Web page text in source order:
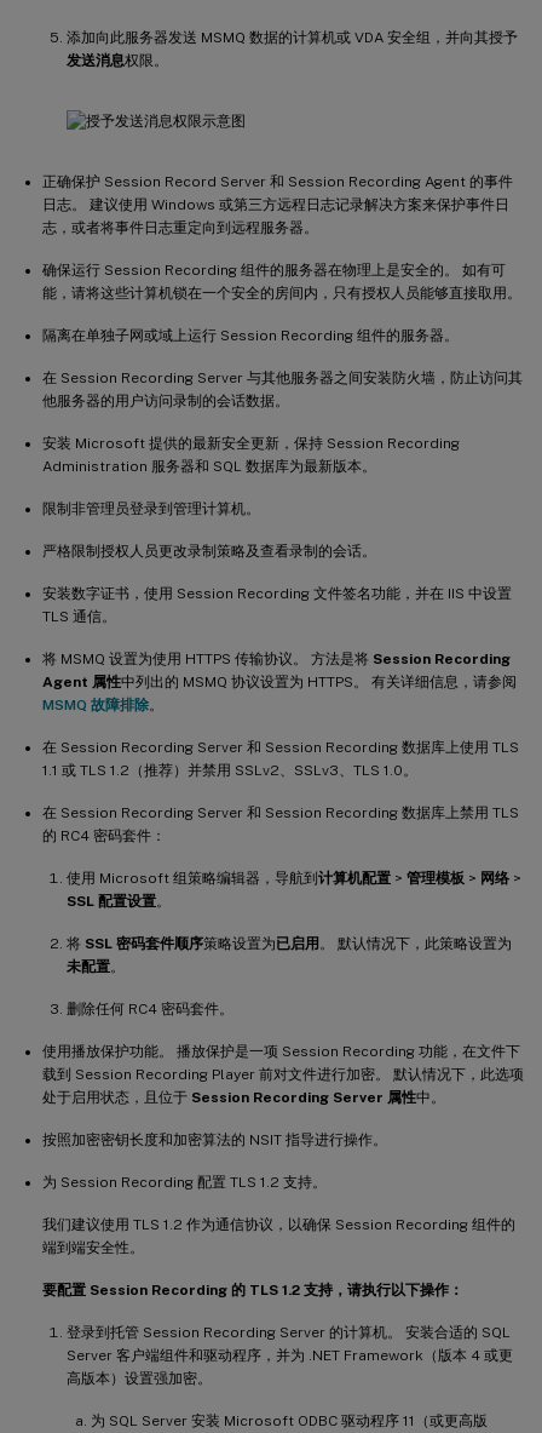
添加向此服务器发送 MSMQ 数据的计算机或 VDA 安全组，并向其授予
发送消息权限。
正确保护 Session Record Server 和 Session Recording Agent 的事件
日志。 建议使用 Windows 或第三方远程日志记录解决方案来保护事件日
志，或者将事件日志重定向到远程服务器。
确保运行 Session Recording 组件的服务器在物理上是安全的。 如有可
能，请将这些计算机锁在一个安全的房间内，只有授权人员能够直接取用。
隔离在单独子网或域上运行 Session Recording 组件的服务器。
在 Session Recording Server 与其他服务器之间安装防火墙，防止访问其
他服务器的用户访问录制的会话数据。
安装 Microsoft 提供的最新安全更新，保持 Session Recording
Administration 服务器和 SQL 数据库为最新版本。
限制非管理员登录到管理计算机。
严格限制授权人员更改录制策略及查看录制的会话。
安装数字证书，使用 Session Recording 文件签名功能，并在 IIS 中设置
TLS 通信。
将 MSMQ 设置为使用 HTTPS 传输协议。 方法是将 Session Recording
Agent 属性中列出的 MSMQ 协议设置为 HTTPS。 有关详细信息，请参阅
MSMQ 故障排除。
在 Session Recording Server 和 Session Recording 数据库上使用 TLS
1.1 或 TLS 1.2（推荐）并禁用 SSLv2、SSLv3、TLS 1.0。
在 Session Recording Server 和 Session Recording 数据库上禁用 TLS
的 RC4 密码套件：
使用 Microsoft 组策略编辑器，导航到计算机配置 > 管理模板 > 网络 >
SSL 配置设置。
将 SSL 密码套件顺序策略设置为已启用 。 默认情况下，此策略设置为
未配置。
删除任何 RC4 密码套件。
使用播放保护功能。 播放保护是一项 Session Recording 功能，在文件下
载到 Session Recording Player 前对文件进行加密。 默认情况下，此选项
处于启用状态，且位于 Session Recording Server 属性中。
按照加密密钥长度和加密算法的 NSIT 指导进行操作。
为 Session Recording 配置 TLS 1.2 支持。
我们建议使用 TLS 1.2 作为通信协议，以确保 Session Recording 组件的
端到端安全性。
要配置 Session Recording 的 TLS 1.2 支持，请执行以下操作：
登录到托管 Session Recording Server 的计算机。 安装合适的 SQL
Server 客户端组件和驱动程序，并为 .NET Framework（版本 4 或更
高版本）设置强加密。
为 SQL Server 安装 Microsoft ODBC 驱动程序 11（或更高版